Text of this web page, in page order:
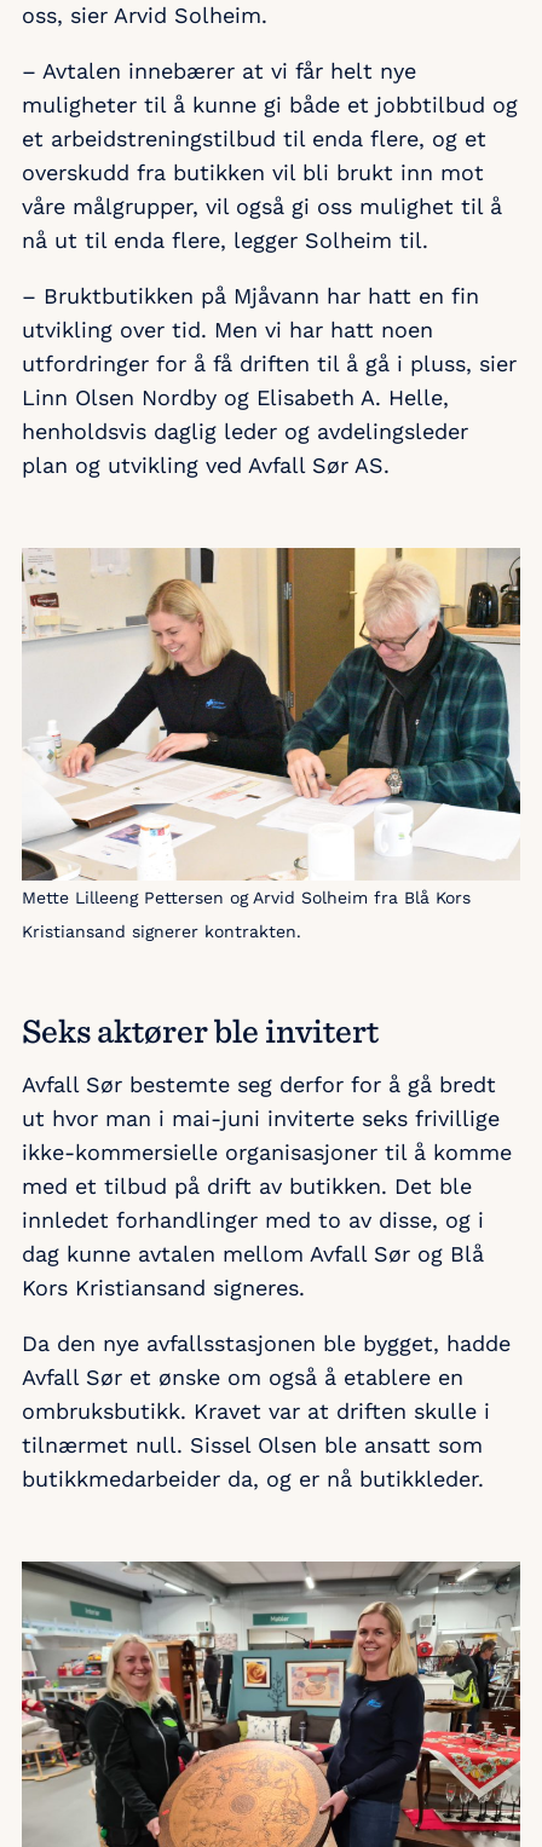
oss, sier Arvid Solheim.
– Avtalen innebærer at vi får helt nye
muligheter til å kunne gi både et jobbtilbud og
et arbeidstreningstilbud til enda flere, og et
overskudd fra butikken vil bli brukt inn mot
våre målgrupper, vil også gi oss mulighet til å
nå ut til enda flere, legger Solheim til.
– Bruktbutikken på Mjåvann har hatt en fin
utvikling over tid. Men vi har hatt noen
utfordringer for å få driften til å gå i pluss, sier
Linn Olsen Nordby og Elisabeth A. Helle,
henholdsvis daglig leder og avdelingsleder
plan og utvikling ved Avfall Sør AS.
Mette Lilleeng Pettersen og Arvid Solheim fra Blå Kors
Kristiansand signerer kontrakten.
Seks aktører ble invitert
Avfall Sør bestemte seg derfor for å gå bredt
ut hvor man i mai-juni inviterte seks frivillige
ikke-kommersielle organisasjoner til å komme
med et tilbud på drift av butikken. Det ble
innledet forhandlinger med to av disse, og i
dag kunne avtalen mellom Avfall Sør og Blå
Kors Kristiansand signeres.
Da den nye avfallsstasjonen ble bygget, hadde
Avfall Sør et ønske om også å etablere en
ombruksbutikk. Kravet var at driften skulle i
tilnærmet null. Sissel Olsen ble ansatt som
butikkmedarbeider da, og er nå butikkleder.